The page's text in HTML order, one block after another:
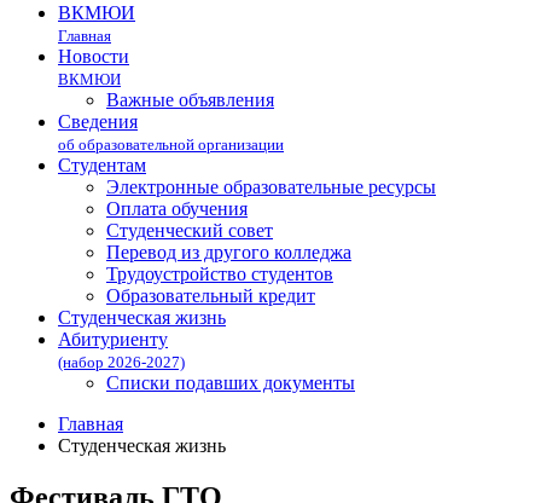
ВКМЮИ
Главная
Новости
ВКМЮИ
Важные объявления
Сведения
об образовательной организации
Студентам
Электронные образовательные ресурсы
Оплата обучения
Студенческий совет
Перевод из другого колледжа
Трудоустройство студентов
Образовательный кредит
Студенческая жизнь
Абитуриенту
(набор 2026-2027)
Списки подавших документы
Главная
Студенческая жизнь